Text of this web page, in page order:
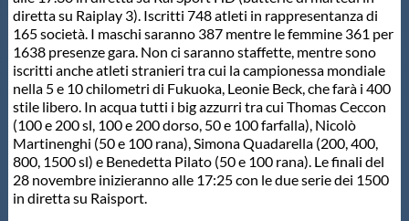
diretta su Raiplay 3). Iscritti 748 atleti in rappresentanza di
165 società. I maschi saranno 387 mentre le femmine 361 per
1638 presenze gara. Non ci saranno staffette, mentre sono
iscritti anche atleti stranieri tra cui la campionessa mondiale
nella 5 e 10 chilometri di Fukuoka, Leonie Beck, che farà i 400
stile libero. In acqua tutti i big azzurri tra cui Thomas Ceccon
(100 e 200 sl, 100 e 200 dorso, 50 e 100 farfalla), Nicolò
Martinenghi (50 e 100 rana), Simona Quadarella (200, 400,
800, 1500 sl) e Benedetta Pilato (50 e 100 rana). Le finali del
28 novembre inizieranno alle 17:25 con le due serie dei 1500
in diretta su Raisport.